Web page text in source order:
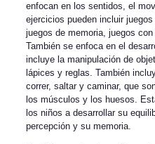
enfocan en los sentidos, el
ejercicios pueden incluir
juegos de memoria, juegos
También se enfoca en el
incluye la manipulación de
lápices y reglas. También
correr, saltar y caminar, que
los músculos y los huesos.
los niños a desarrollar su
percepción y su memoria.